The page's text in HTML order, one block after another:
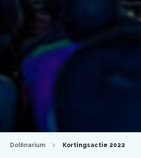
Dolfinarium Kortingsactie 2022